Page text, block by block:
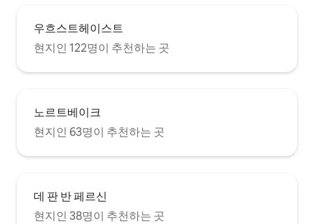
우흐스트헤이스트
현지인 122명이 추천하는 곳
노르트베이크
현지인 63명이 추천하는 곳
데 판 반 페르신
현지인 38명이 추천하는 곳